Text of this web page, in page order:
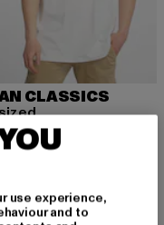
CLASSICS
hinta: 18,99 EUR
use experience,
and to